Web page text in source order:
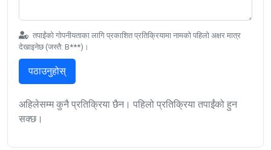
तपाईंको गोपनीयताका लागि प्रकाशित प्रतिक्रियामा नामको पहिलो अक्षर मात्र
देखाइनेछ (जस्तै: B***)।
पठाउनुहोस्
अहिलेसम्म कुनै प्रतिक्रिया छैन। पहिलो प्रतिक्रिया तपाईंको हुन
सक्छ।